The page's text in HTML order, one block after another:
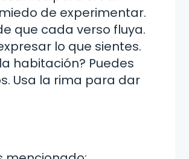
de experimentar.
que cada verso fluya.
lo que sientes.
habitación? Puedes
Usa la rima para dar